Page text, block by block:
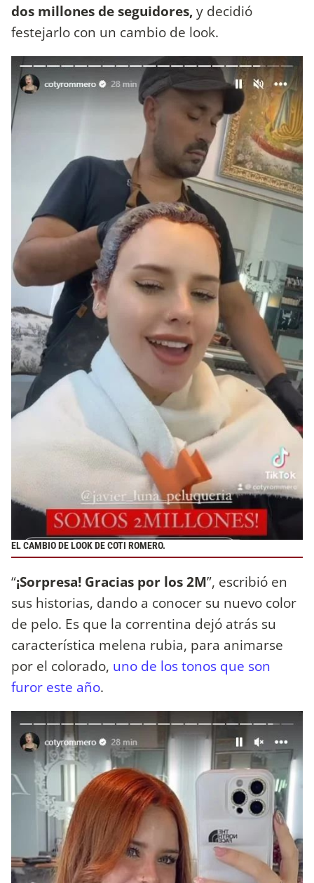
dos millones de seguidores,y decidió
festejarlo con un cambio de look.
EL CAMBIO DE LOOK DE COTI ROMERO.
“¡Sorpresa! Gracias por los 2M”, escribió en
sus historias, dando a conocer su nuevo color
de pelo. Es que la correntina dejó atrás su
característica melena rubia, para animarse
por el colorado, uno de los tonos que son
furor este año.